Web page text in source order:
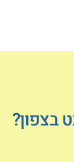
בצפון?